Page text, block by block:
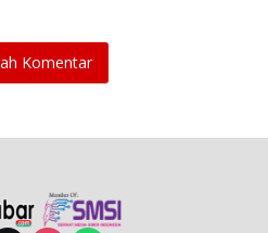
Komentar